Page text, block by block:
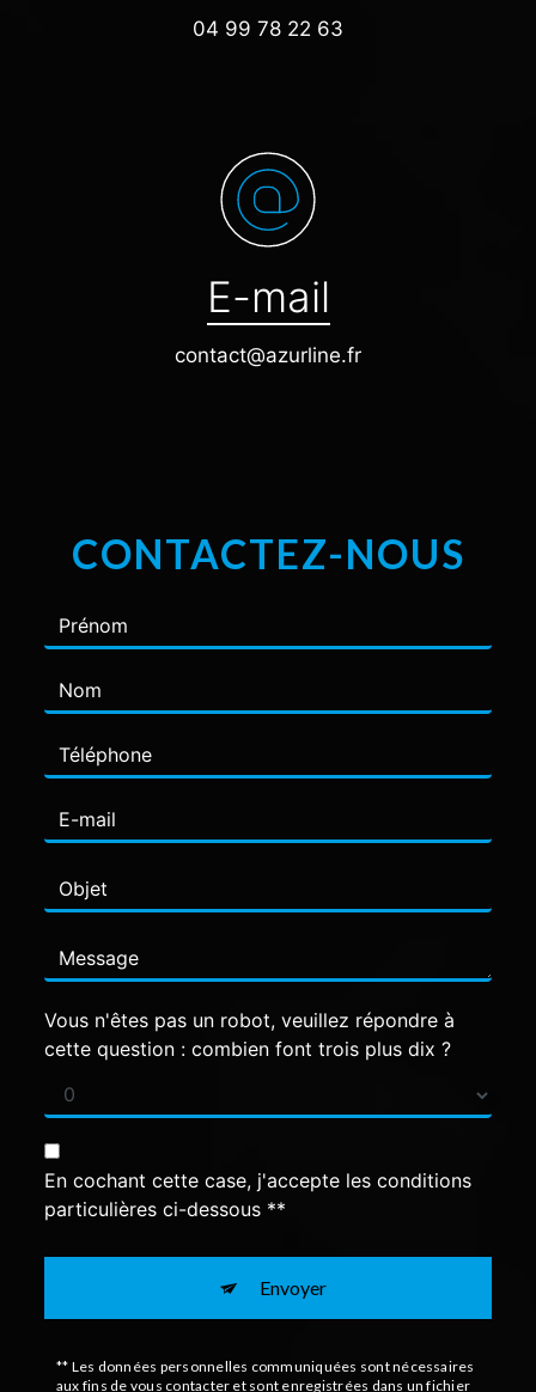
04 99 78 22 63
E-mail
contact@azurline.fr
CONTACTEZ-NOUS
Vous n'êtes pas un robot, veuillez répondre à
cette question : combien font trois plus dix ?
En cochant cette case, j'accepte les conditions
particulières ci-dessous **
Envoyer
** Les données personnelles communiquées sont nécessaires
aux fins de vous contacter et sont enregistrées dans un fichier